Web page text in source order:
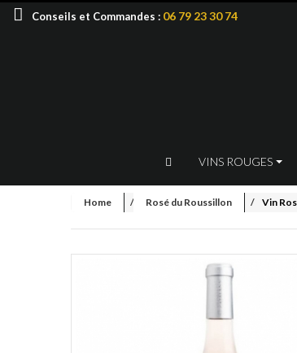
Conseils et Commandes : 06 79 23 30 74
VINS ROUGES
Home Rosé du Roussillon Vin